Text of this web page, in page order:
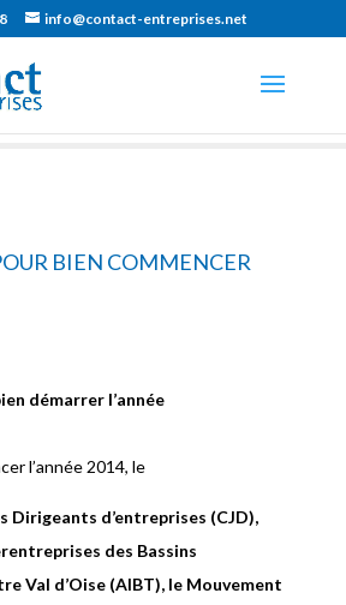
info@contact-entreprises.net
BIEN COMMENCER
démarrer l’année
l’année 2014, le
Dirigeants d’entreprises (CJD),
des Bassins
Val d’Oise (AIBT), le Mouvement